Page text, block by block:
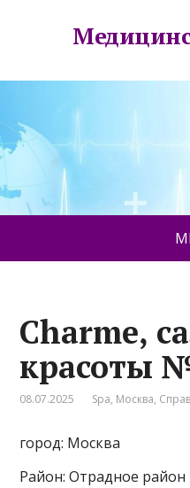
Charme,
красоты
08.07.2025 Spa, Москва,
город: Москва
Район: Отрадное район